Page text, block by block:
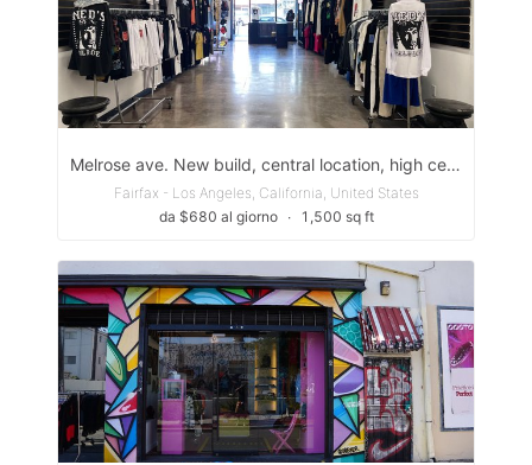
Melrose ave. New build, central location, high ceiling, multi purpose space - Nestled among luxury brands like Gucci and streetwear hotspots
Fairfax - Los Angeles, California, United States
da $680 al giorno
∙ 1,500 sq ft